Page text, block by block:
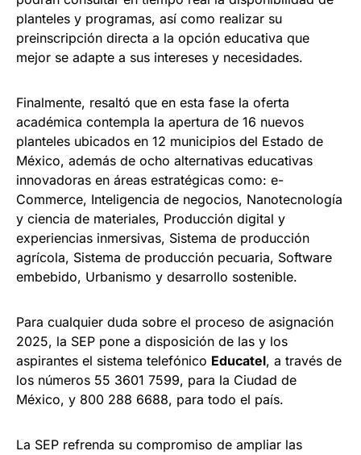
planteles y programas, así como realizar su
preinscripción directa a la opción educativa que
mejor se adapte a sus intereses y necesidades.
Finalmente, resaltó que en esta fase la oferta
académica contempla la apertura de 16 nuevos
planteles ubicados en 12 municipios del Estado de
México, además de ocho alternativas educativas
innovadoras en áreas estratégicas como: e-
Commerce, Inteligencia de negocios, Nanotecnología
y ciencia de materiales, Producción digital y
experiencias inmersivas, Sistema de producción
agrícola, Sistema de producción pecuaria, Software
embebido, Urbanismo y desarrollo sostenible.
Para cualquier duda sobre el proceso de asignación
2025, la SEP pone a disposición de las y los
aspirantes el sistema telefónico Educatel, a través de
los números 55 3601 7599, para la Ciudad de
México, y 800 288 6688, para todo el país.
La SEP refrenda su compromiso de ampliar las